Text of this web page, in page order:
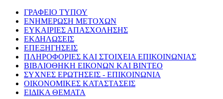
ΓΡΑΦΕΙΟ ΤΥΠΟΥ
ΕΝΗΜΕΡΩΣΗ ΜΕΤΟΧΩΝ
ΕΥΚΑΙΡΙΕΣ ΑΠΑΣΧΟΛΗΣΗΣ
ΕΚΔΗΛΩΣΕΙΣ
ΕΠΕΞΗΓΗΣΕΙΣ
ΠΛΗΡΟΦΟΡΙΕΣ ΚΑΙ ΣΤΟΙΧΕΙΑ ΕΠΙΚΟΙΝΩΝΙΑΣ
ΒΙΒΛΙΟΘΗΚΗ ΕΙΚΟΝΩΝ ΚΑΙ ΒΙΝΤΕΟ
ΣΥΧΝΕΣ ΕΡΩΤΗΣΕΙΣ - ΕΠΙΚΟΙΝΩΝΙΑ
ΟΙΚΟΝΟΜΙΚΕΣ ΚΑΤΑΣΤΑΣΕΙΣ
ΕΙΔΙΚΑ ΘΕΜΑΤΑ